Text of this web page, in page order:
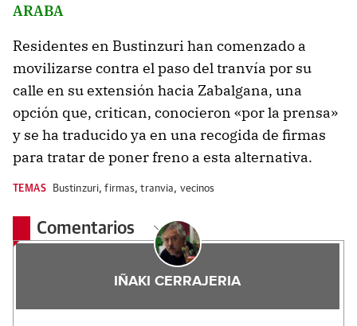
ARABA
Residentes en Bustinzuri han comenzado a
movilizarse contra el paso del tranvía por su
calle en su extensión hacia Zabalgana, una
opción que, critican, conocieron «por la prensa»
y se ha traducido ya en una recogida de firmas
para tratar de poner freno a esta alternativa.
TEMAS Bustinzuri,firmas,tranvia, vecinos
Comentarios
IÑAKI CERRAJERIA